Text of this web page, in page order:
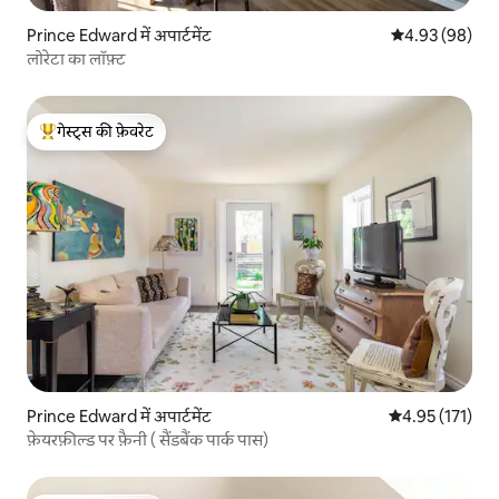
Prince Edward में अपार्टमेंट औसत रेटिंग 5 में
4.93 (98)
लोरेटा का लॉफ़्ट
गेस्ट्स का टॉप फ़ेवरेट
गेस्ट्स की फ़ेवरेट
Prince Edward में अपार्टमेंट औसत रेटिंग 5 में से
4.95 (171)
फ़ेयरफ़ील्ड पर फ़ैनी ( सैंडबैंक पार्क पास)